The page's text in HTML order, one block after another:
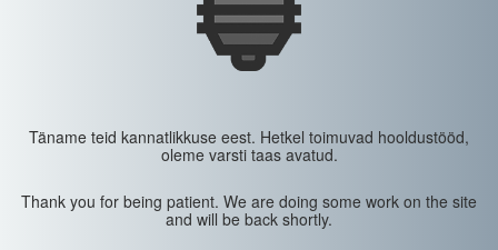
Täname teid kannatlikkuse eest. Hetkel toimuvad hooldustööd,
oleme varsti taas avatud.
Thank you for being patient. We are doing some work on the site
and will be back shortly.